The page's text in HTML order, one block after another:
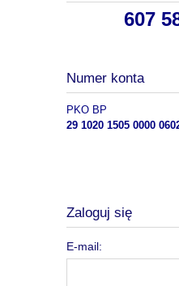
607
Numer konta
PKO BP
29 1020 1505 0000
Zaloguj się
E-mail: